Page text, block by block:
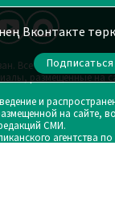
Вконтакте
Подписаться
Все права защищены.
размещенные на
и
на сайте,
СМИ.
агентства по